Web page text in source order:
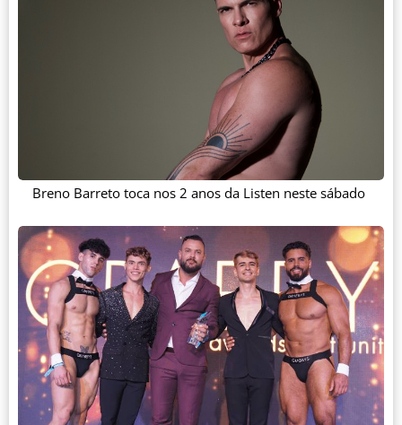
Breno Barreto toca nos 2 anos da Listen neste sábado